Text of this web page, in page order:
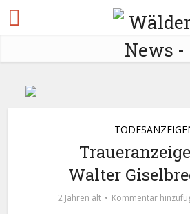
Walter
2 Jahren alt Kommentar